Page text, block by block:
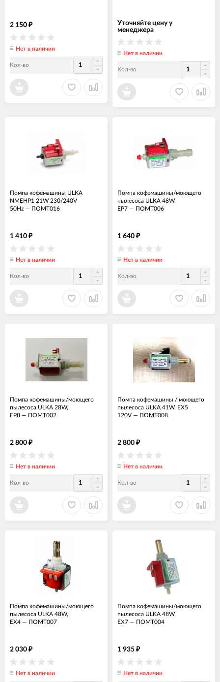
2 150 ₽
Нет в наличии
Кол-во
Уточняйте цену у
менеджера
Нет в наличии
Кол-во
Помпа кофемашины ULKA
NMEHP1 21W 230/240V
50Hz — ПОМТ016
1 410 ₽
Нет в наличии
Кол-во
Помпа кофемашины/моющего
пылесоса ULKA 48W,
EP7 — ПОМТ006
1 640 ₽
Нет в наличии
Кол-во
Помпа кофемашины/моющего
пылесоса ULKA 28W,
EP8 — ПОМТ002
2 800 ₽
Нет в наличии
Кол-во
Помпа кофемашины / моющего
пылесоса ULKA 41W, EX5
120V — ПОМТ008
2 800 ₽
Нет в наличии
Кол-во
Помпа кофемашины/моющего
пылесоса ULKA 48W,
EX4 — ПОМТ007
2 030 ₽
Нет в наличии
Помпа кофемашины/моющего
пылесоса ULKA 48W,
EX7 — ПОМТ004
1 935 ₽
Нет в наличии